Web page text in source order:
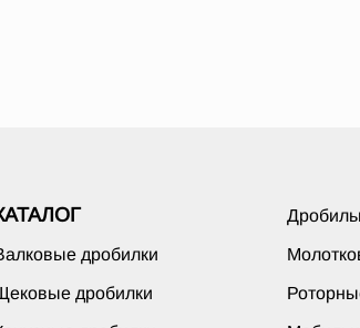
дробилки
дробилки